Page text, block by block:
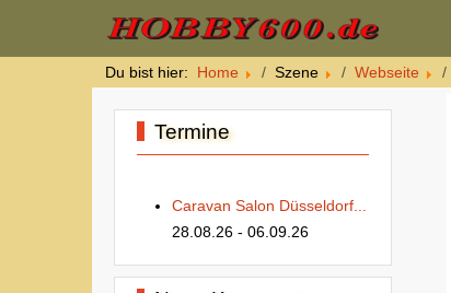
Du bist hier: Home Szene Webseite
Termine
Caravan Salon Düsseldorf...
28.08.26 - 06.09.26